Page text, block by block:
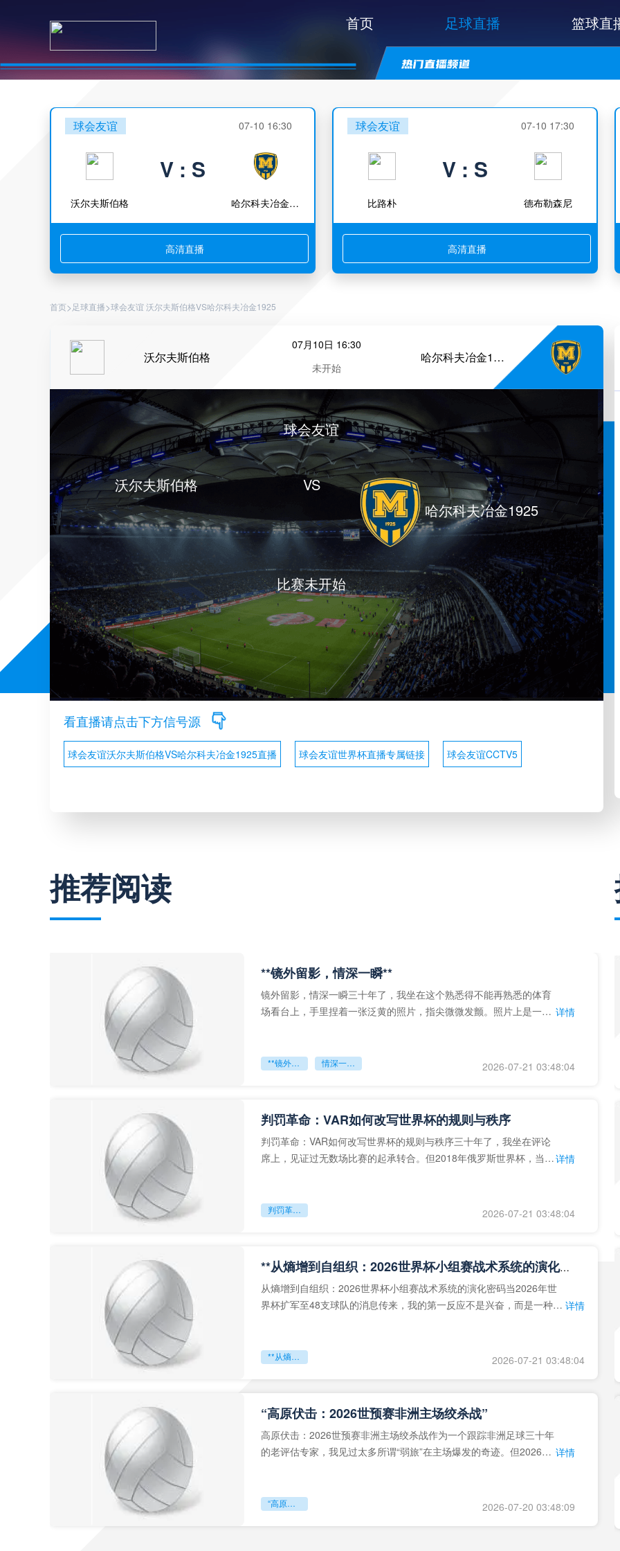
首页 足球直播 篮球直
球会友谊 07-10 16:30
沃尔夫斯伯格
V : S
哈尔科夫冶金1925
高清直播
球会友谊 07-10 17:30
比路朴
V : S
德布勒森尼
高清直播
首页> 足球直播>球会友谊 沃尔夫斯伯格VS哈尔科夫冶金1925
沃尔夫斯伯格
07月10日 16:30
未开始
哈尔科夫冶金1925
沃尔夫斯伯格
球会友谊
VS
比赛未开始
哈尔科夫冶金1925
看直播请点击下方信号源
球会友谊沃尔夫斯伯格VS哈尔科夫冶金1925直播 球会友谊世界杯直播专属链接 球会友谊CCTV5
推荐阅读
**镜外留影，情深一瞬**
镜外留影，情深一瞬三十年了，我坐在这个熟悉得不能再熟悉的体育
场看台上，手里捏着一张泛黄的照片，指尖微微发颤。照片上是一个 详情
**镜外留影 情深一瞬** 2026-07-21 03:48:04
判罚革命：VAR如何改写世界杯的规则与秩序
判罚革命：VAR如何改写世界杯的规则与秩序三十年了，我坐在评论
席上，见证过无数场比赛的起承转合。但2018年俄罗斯世界杯，当
详情
判罚革命：VAR如何改写世界杯的规则与秩序 2026-07-21 03:48:04
**从熵增到自组织：2026世界杯小组赛战术系统的演化密码**
从熵增到自组织：2026世界杯小组赛战术系统的演化密码当2026年世
界杯扩军至48支球队的消息传来，我的第一反应不是兴奋，而是一种深 详情
**从熵增到自组织：2026世界杯小组赛战术系统的演化密码** 2026-07-21 03:48:04
“高原伏击：2026世预赛非洲主场绞杀战”
高原伏击：2026世预赛非洲主场绞杀战作为一个跟踪非洲足球三十年
的老评估专家，我见过太多所谓“弱旅”在主场爆发的奇迹。但2026年 详情
“高原伏击：2026世预赛非洲主场绞杀战” 2026-07-20 03:48:09